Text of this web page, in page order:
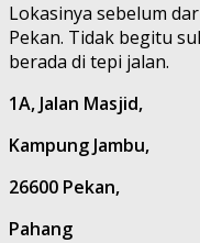
Lokasinya sebelum
Pekan. Tidak begitu
berada di tepi jalan.
1A, Jalan Masjid,
Kampung Jambu,
26600 Pekan,
Pahang